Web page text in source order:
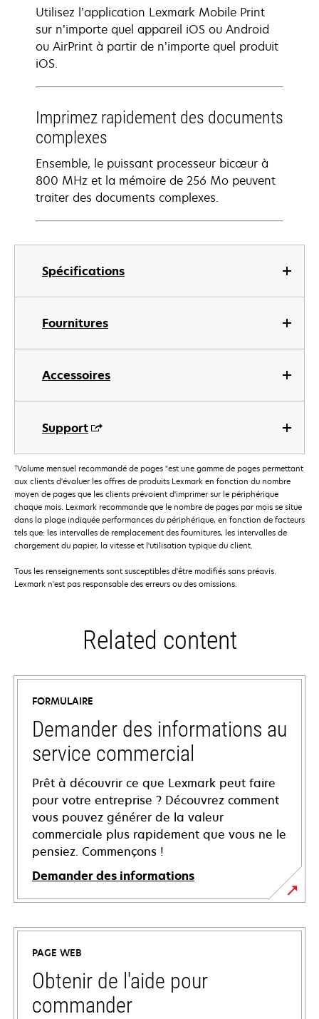
Spécifications
Fournitures
Accessoires
Support
Utilisez l’application Lexmark Mobile Print
sur n’importe quel appareil iOS ou Android
ou AirPrint à partir de n’importe quel produit
iOS.
Imprimez rapidement des documents
complexes
Ensemble, le puissant processeur bicœur à
800 MHz et la mémoire de 256 Mo peuvent
traiter des documents complexes.
†Volume mensuel recommandé de pages "est une gamme de pages permettant
aux clients d'évaluer les offres de produits Lexmark en fonction du nombre
moyen de pages que les clients prévoient d'imprimer sur le périphérique
chaque mois. Lexmark recommande que le nombre de pages par mois se situe
dans la plage indiquée performances du périphérique, en fonction de facteurs
tels que: les intervalles de remplacement des fournitures, les intervalles de
chargement du papier, la vitesse et l'utilisation typique du client.
Tous les renseignements sont susceptibles d'être modifiés sans préavis.
Lexmark n'est pas responsable des erreurs ou des omissions.
Related content
FORMULAIRE
Demander des informations au
service commercial
Prêt à découvrir ce que Lexmark peut faire
pour votre entreprise ? Découvrez comment
vous pouvez générer de la valeur
commerciale plus rapidement que vous ne le
pensiez. Commençons !
Demander des informations
PAGE WEB
Obtenir de l'aide pour
commander